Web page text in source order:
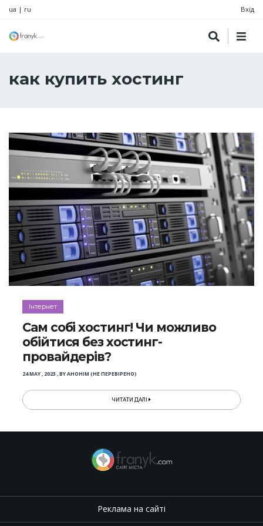
ua | ru Вхід
как купить хостинг
Інтернет
Сам собі хостинг! Чи можливо
обійтися без хостинг-
провайдерів?
24 MAY , 2023 ,BYАНОНІМ (НЕ ПЕРЕВІРЕНО)
ЧИТАТИ ДАЛІ
Реклама на сайті